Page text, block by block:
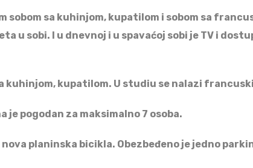
sobom sa kuhinjom, kupatilom i sobom sa
u sobi. I u dnevnoj i u spavaćoj sobi je TV i
kuhinjom, kupatilom. U studiu se nalazi
pogodan za maksimalno 7 osoba.
nova planinska bicikla. Obezbeđeno je jedno